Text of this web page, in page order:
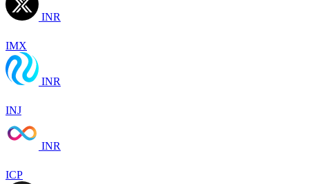
INR
IMX
INR
INJ
INR
ICP